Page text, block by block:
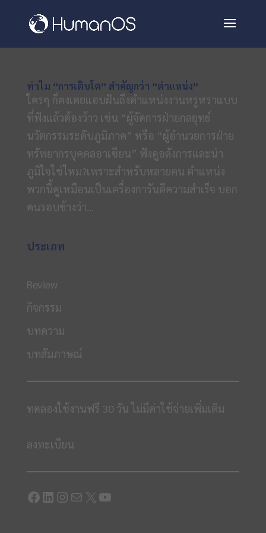
ทำไม “การเติบโต” สำคัญกว่า “ตำแหน่ง”
ใครๆ ก็คงเคยแอบฝันถึงตำแหน่งงานหรูหราแบบ
ที่ฟังแล้วต้องว้าว เช่น “ผู้จัดการฝ่ายกลยุทธ์
นวัตกรรมระดับภูมิภาค” หรือ “ผู้อำนวยการฝ่าย
ทรัพยากรบุคคลอาเซียน” ฟังดูอลังการและน่า
ภูมิใจใช่ไหม?เพราะสำหรับหลายคน ตำแหน่ง
พวกนี้ดูเหมือนเป็นเครื่องการันตีความสำเร็จ บอก
คนรอบข้างว่า...
ประเภท
Review
กิจกรรม
บทความ
บทสัมภาษณ์
ทดลองใช้งานฟรี 30 วัน ไม่มีค่าใช้จ่ายเพิ่มเติม
ลงทะเบียน
Facebook
LinkedIn
Instagram
Mail
X YouTube